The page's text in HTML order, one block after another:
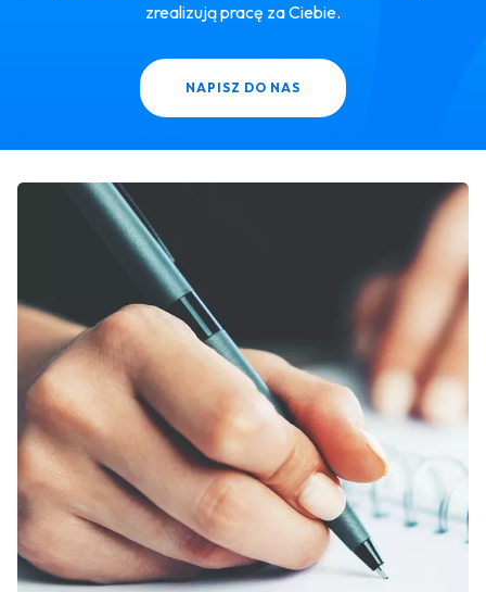
zrealizują pracę za Ciebie.
NAPISZ DO NAS